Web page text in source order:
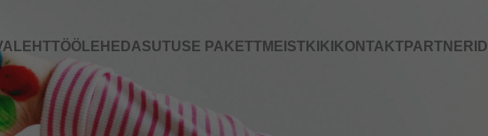
TÖÖLEHEDASUTUSE PAKETTMEISTKIKI KONTAKTPARTNERID